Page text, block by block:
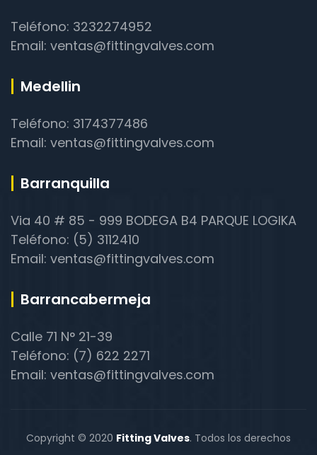
Teléfono: 3232274952
Email: ventas@fittingvalves.com
Medellin
Teléfono: 3174377486
Email: ventas@fittingvalves.com
Barranquilla
Via 40 # 85 - 999 BODEGA B4 PARQUE LOGIKA
Teléfono: (5) 3112410
Email: ventas@fittingvalves.com
Barrancabermeja
Calle 71 N° 21-39
Teléfono: (7) 622 2271
Email: ventas@fittingvalves.com
Copyright © 2020 Fitting Valves. Todos los derechos